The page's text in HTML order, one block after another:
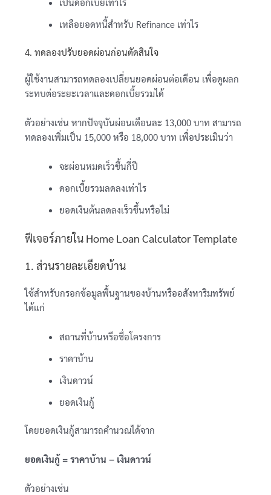
เหลือยอดหนี้สำหรับ Refinance เท่าไร
4. ทดลองปรับยอดผ่อนก่อนตัดสินใจ
ผู้ใช้งานสามารถทดลองเปลี่ยนยอดผ่อนต่อเดือน เพื่อดูผลก
ระทบต่อระยะเวลาและดอกเบี้ยรวมได้
ตัวอย่างเช่น หากปัจจุบันผ่อนเดือนละ 13,000 บาท สามารถ
ทดลองเพิ่มเป็น 15,000 หรือ 18,000 บาท เพื่อประเมินว่า
จะผ่อนหมดเร็วขึ้นกี่ปี
ดอกเบี้ยรวมลดลงเท่าไร
ยอดเงินต้นลดลงเร็วขึ้นหรือไม่
ฟีเจอร์ภายใน Home Loan Calculator Template
1. ส่วนรายละเอียดบ้าน
ใช้สำหรับกรอกข้อมูลพื้นฐานของบ้านหรืออสังหาริมทรัพย์
ได้แก่
สถานที่บ้านหรือชื่อโครงการ
ราคาบ้าน
เงินดาวน์
ยอดเงินกู้
โดยยอดเงินกู้สามารถคำนวณได้จาก
ยอดเงินกู้ = ราคาบ้าน − เงินดาวน์
ตัวอย่างเช่น